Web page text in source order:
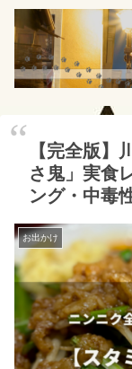
【完全版】
さ鬼」実食
ング・中毒
お出かけ